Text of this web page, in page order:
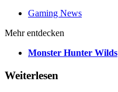
Gaming News
Mehr entdecken
Monster Hunter Wilds
Weiterlesen